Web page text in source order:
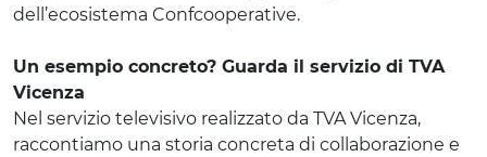
dell’ecosistema Confcooperative.
Un esempio concreto? Guarda il servizio di TVA
Vicenza
Nel servizio televisivo realizzato da TVA Vicenza,
raccontiamo una storia concreta di collaborazione e